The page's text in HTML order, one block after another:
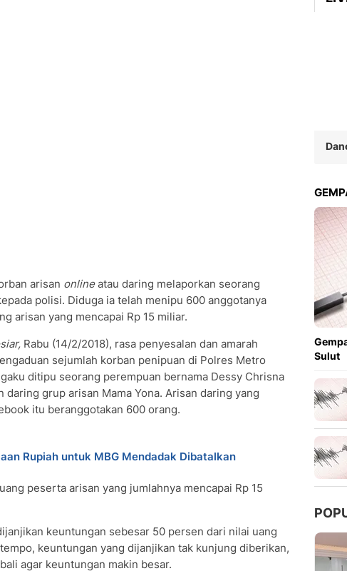
arisan onlineatau daring melaporkan seorang
polisi. Diduga ia telah menipu 600 anggotanya
arisan yang mencapai Rp 15 miliar.
Rabu (14/2/2018), rasa penyesalan dan amarah
sejumlah korban penipuan di Polres Metro
ditipu seorang perempuan bernama Dessy Chrisna
daring grup arisan Mama Yona. Arisan daring yang
itu beranggotakan 600 orang.
Rupiah untuk MBG Mendadak Dibatalkan
peserta arisan yang jumlahnya mencapai Rp 15
keuntungan sebesar 50 persen dari nilai uang
keuntungan yang dijanjikan tak kunjung diberikan,
agar keuntungan makin besar.
Sulut